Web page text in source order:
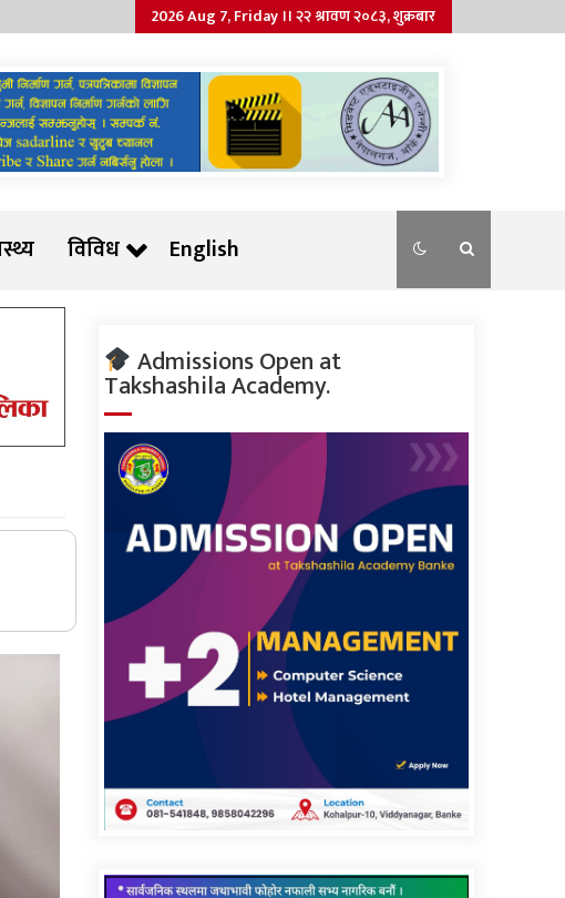
2026 Aug 7, Friday ।। २२ श्रावण २०८३, शुक्रबार
विविध English
Admissions Open at
Takshashila Academy.